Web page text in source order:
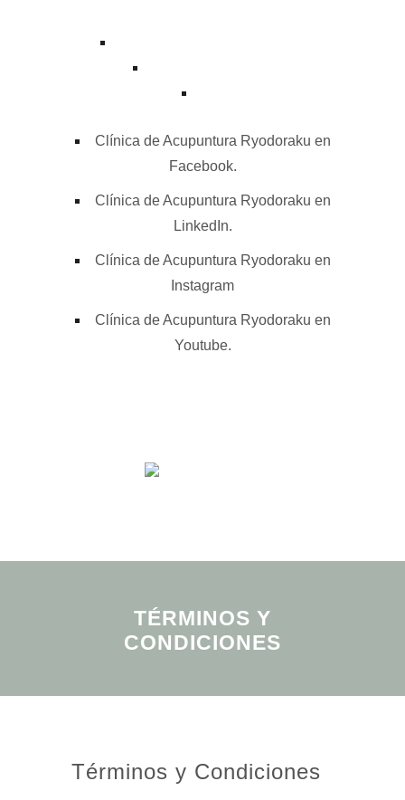
Clínica de Acupuntura Ryodoraku en
Facebook.
Clínica de Acupuntura Ryodoraku en
LinkedIn.
Clínica de Acupuntura Ryodoraku en
Instagram
Clínica de Acupuntura Ryodoraku en
Youtube.
TÉRMINOS Y
CONDICIONES
Términos y Condiciones